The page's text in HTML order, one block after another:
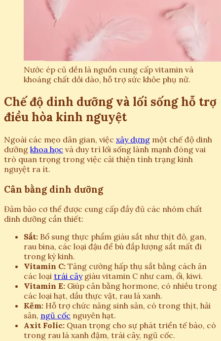
Nước ép củ dền là nguồn cung cấp vitamin và
khoáng chất dồi dào, hỗ trợ sức khỏe phụ nữ.
Chế độ dinh dưỡng và lối sống hỗ trợ
điều hòa kinh nguyệt
Ngoài các mẹo dân gian, việc xây dựng một chế độ dinh
dưỡng khoa học và duy trì lối sống lành mạnh đóng vai
trò quan trọng trong việc cải thiện tình trạng kinh
nguyệt ra ít.
Cân bằng dinh dưỡng
Đảm bảo cơ thể được cung cấp đầy đủ các nhóm chất
dinh dưỡng cần thiết:
Sắt: Bổ sung thực phẩm giàu sắt như thịt đỏ, gan,
rau bina, các loại đậu để bù đắp lượng sắt mất đi
trong kỳ kinh.
Vitamin C: Tăng cường hấp thụ sắt bằng cách ăn
các loại trái câygiàu vitamin C như cam, ổi, kiwi.
Vitamin E: Giúp cân bằng hormone, có nhiều trong
các loại hạt, dầu thực vật, rau lá xanh.
Kẽm: Hỗ trợ chức năng sinh sản, có trong thịt, hải
sản, ngũ cốc nguyên hạt.
Axit Folic: Quan trọng cho sự phát triển tế bào, có
trong rau lá xanh đậm, trái cây, ngũ cốc.